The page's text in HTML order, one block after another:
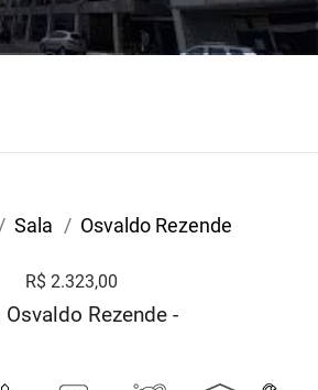
Sala Osvaldo Rezende
R$ 2.323,00
Rezende -